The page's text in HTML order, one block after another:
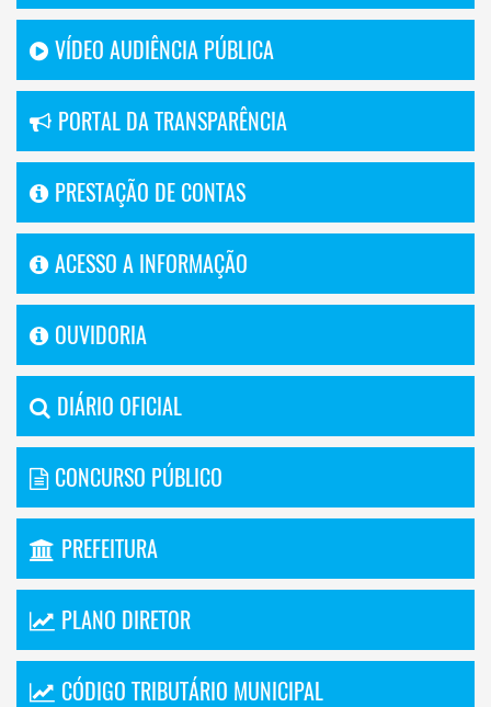
VÍDEO AUDIÊNCIA PÚBLICA
PORTAL DA TRANSPARÊNCIA
PRESTAÇÃO DE CONTAS
ACESSO A INFORMAÇÃO
OUVIDORIA
DIÁRIO OFICIAL
CONCURSO PÚBLICO
PREFEITURA
PLANO DIRETOR
CÓDIGO TRIBUTÁRIO MUNICIPAL